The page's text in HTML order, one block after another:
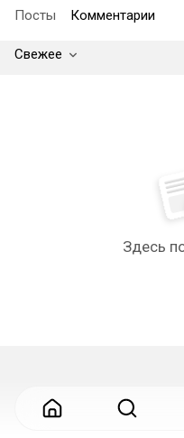
Посты Комментарии
Свежее
Здесь